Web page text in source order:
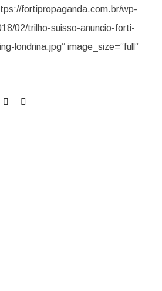
fortipropaganda.com.br/wp-
02/trilho-suisso-anuncio-forti-
londrina.jpg” image_size=”full”